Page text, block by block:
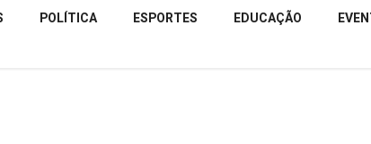
POLÍTICA ESPORTES EDUCAÇÃO